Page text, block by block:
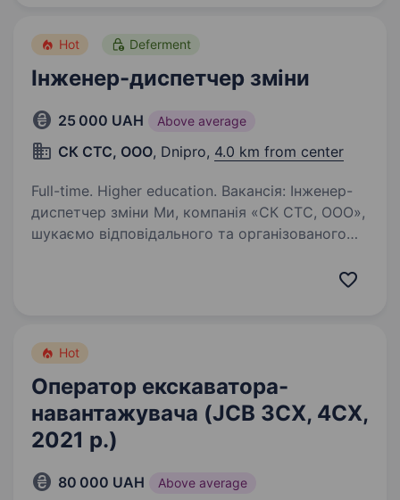
Hot Deferment
Інженер-диспетчер зміни
25 000 UAH Above average
СК СТС, ООО, Dnipro, 4.0 km from center
Full-time. Higher education. Вакансія: Інженер-
диспетчер зміни Ми, компанія «СК СТС, ООО»,
шукаємо відповідального та організованого
Hot
Оператор екскаватора-
навантажувача (JCB 3CX, 4CХ,
2021 р.)
80 000 UAH Above average